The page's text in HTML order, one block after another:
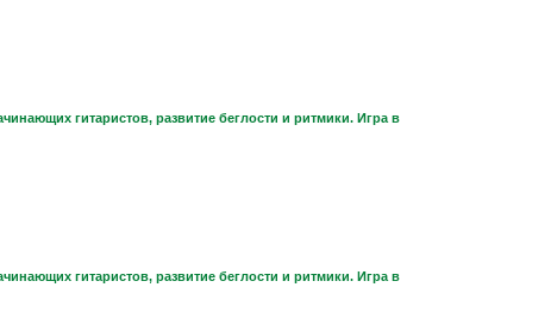
гитаристов, развитие беглости и ритмики. Игра в
гитаристов, развитие беглости и ритмики. Игра в